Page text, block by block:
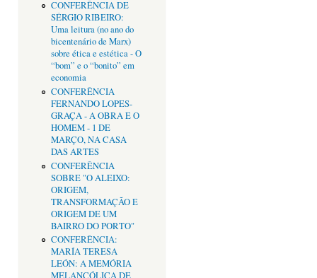
CONFERÊNCIA DE
SÉRGIO RIBEIRO:
Uma leitura (no ano do
bicentenário de Marx)
sobre ética e estética - O
“bom” e o “bonito” em
economia
CONFERÊNCIA
FERNANDO LOPES-
GRAÇA - A OBRA E O
HOMEM - 1 DE
MARÇO, NA CASA
DAS ARTES
CONFERÊNCIA
SOBRE "O ALEIXO:
ORIGEM,
TRANSFORMAÇÃO E
ORIGEM DE UM
BAIRRO DO PORTO"
CONFERÊNCIA:
MARÍA TERESA
LEÓN: A MEMÓRIA
MELANCÓLICA DE